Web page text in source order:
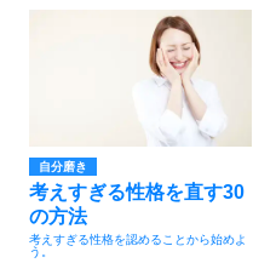
自分磨き
考えすぎる性格を直す30
の方法
考えすぎる性格を認めることから始めよ
う。